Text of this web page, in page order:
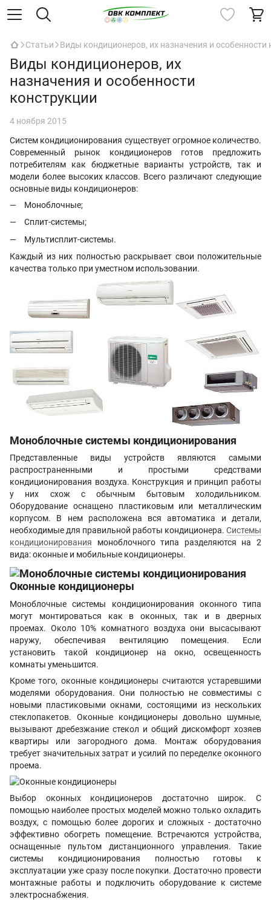
Статьи Виды кондиционеров, их назначения и особенности
Виды кондиционеров, их
назначения и особенности
конструкции
4 ноября 2015
Систем кондиционирования существует огромное количество.
Современный рынок кондиционеров готов предложить
потребителям как бюджетные варианты устройств, так и
модели более высоких классов. Всего различают следующие
основные виды кондиционеров:
Моноблочные;
Сплит-системы;
Мультисплит-системы.
Каждый из них полностью раскрывает свои положительные
качества только при уместном использовании.
Моноблочные системы кондиционирования
Представленные виды устройств являются самыми
распространенными и простыми средствами
кондиционирования воздуха. Конструкция и принцип работы
у них схож с обычным бытовым холодильником.
Оборудование оснащено пластиковым или металлическим
корпусом. В нем расположена вся автоматика и детали,
необходимые для правильной работы кондиционера. Системы
кондиционирования моноблочного типа разделяются на 2
вида: оконные и мобильные кондиционеры.
Оконные кондиционеры
Моноблочные системы кондиционирования оконного типа
могут монтироваться как в оконных, так и в дверных
проемах. Около 10% комнатного воздуха они высасывают
наружу, обеспечивая вентиляцию помещения. Если
установить такой кондиционер на окно, освещенность
комнаты уменьшится.
Кроме того, оконные кондиционеры считаются устаревшими
моделями оборудования. Они полностью не совместимы с
новыми пластиковыми окнами, состоящими из нескольких
стеклопакетов. Оконные кондиционеры довольно шумные,
вызывают дребезжание стекол и общий дискомфорт хозяев
квартиры или загородного дома. Монтаж оборудования
требует значительных затрат и усилий по переделке оконного
проема.
Выбор оконных кондиционеров достаточно широк. С
помощью наиболее простых моделей можно только охладить
воздух, с помощью более дорогих и сложных - достаточно
эффективно обогреть помещение. Встречаются устройства,
оснащенные пультом дистанционного управления. Такие
системы кондиционирования полностью готовы к
эксплуатации уже сразу после покупки. Достаточно провести
монтажные работы и подключить оборудование к системе
электроснабжения.